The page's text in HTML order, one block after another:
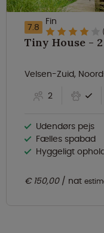
7.8 Fin
Velsen-Zuid,
2
Udendørs pejs
Fælles spabad
Hyggeligt
€ 150,00 nat